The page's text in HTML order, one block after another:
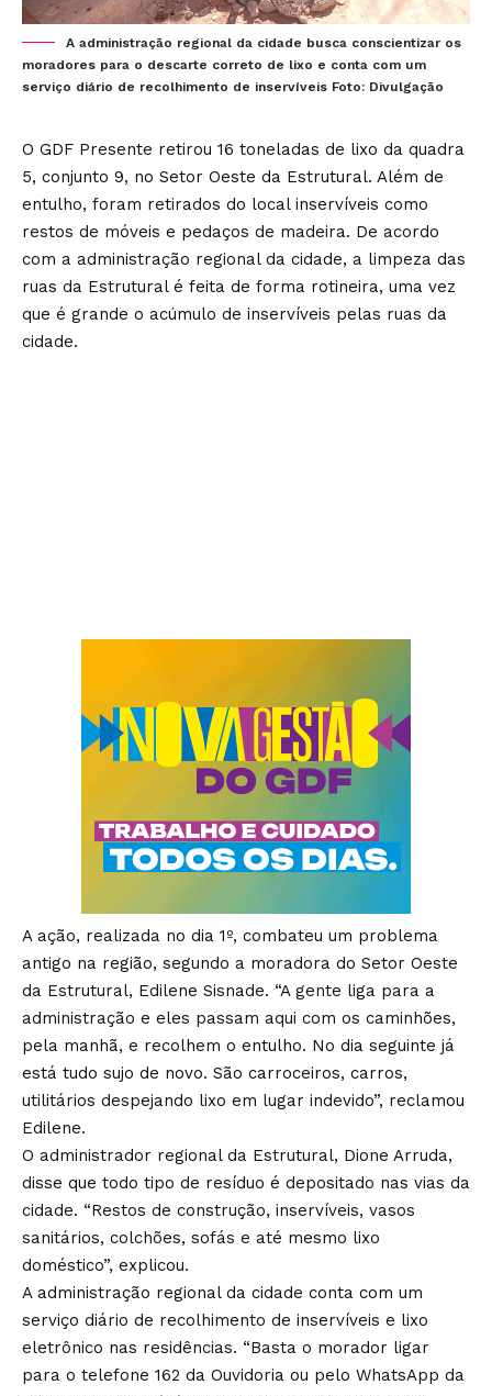
A administração regional da cidade busca conscientizar os
moradores para o descarte correto de lixo e conta com um
serviço diário de recolhimento de inservíveis Foto: Divulgação
O GDF Presente retirou 16 toneladas de lixo da quadra
5, conjunto 9, no Setor Oeste da Estrutural. Além de
entulho, foram retirados do local inservíveis como
restos de móveis e pedaços de madeira. De acordo
com a administração regional da cidade, a limpeza das
ruas da Estrutural é feita de forma rotineira, uma vez
que é grande o acúmulo de inservíveis pelas ruas da
cidade.
A ação, realizada no dia 1º, combateu um problema
antigo na região, segundo a moradora do Setor Oeste
da Estrutural, Edilene Sisnade. “A gente liga para a
administração e eles passam aqui com os caminhões,
pela manhã, e recolhem o entulho. No dia seguinte já
está tudo sujo de novo. São carroceiros, carros,
utilitários despejando lixo em lugar indevido”, reclamou
Edilene.
O administrador regional da Estrutural, Dione Arruda,
disse que todo tipo de resíduo é depositado nas vias da
cidade. “Restos de construção, inservíveis, vasos
sanitários, colchões, sofás e até mesmo lixo
doméstico”, explicou.
A administração regional da cidade conta com um
serviço diário de recolhimento de inservíveis e lixo
eletrônico nas residências. “Basta o morador ligar
para o telefone 162 da Ouvidoria ou pelo WhatsApp da